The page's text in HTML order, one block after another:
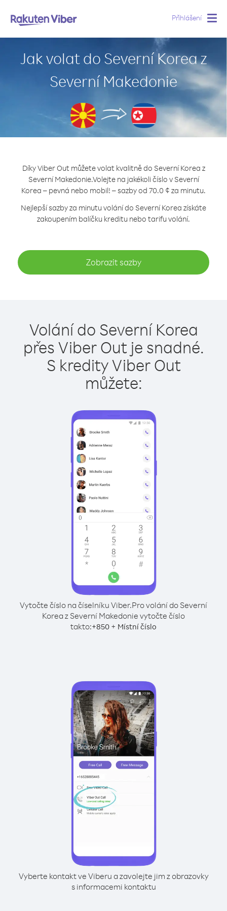
Přihlášení
Jak volat do Severní Korea z
Severní Makedonie
Díky Viber Out můžete volat kvalitně do Severní Korea z
Severní Makedonie.Volejte na jakékoli číslo v Severní
Korea – pevná nebo mobil! – sazby od 70.0 ¢ za minutu.
Nejlepší sazby za minutu volání do Severní Korea získáte
zakoupením balíčku kreditu nebo tarifu volání.
Zobrazit sazby
Volání do Severní Korea
přes Viber Out je snadné.
S kredity Viber Out
můžete:
Vytočte číslo na číselníku Viber.Pro volání do Severní
Korea z Severní Makedonie vytočte číslo
takto:+850 + Místní číslo
Vyberte kontakt ve Viberu a zavolejte jim z obrazovky
s informacemi kontaktu